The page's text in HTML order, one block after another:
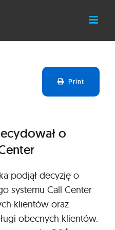
Print
o
podjął decyzję o
systemu Call Center
klientów oraz
obecnych klientów.